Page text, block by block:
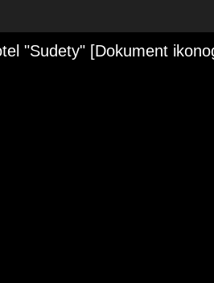
"Sudety" [Dokument